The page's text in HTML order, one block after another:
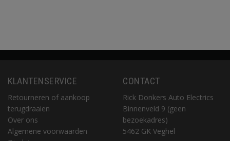
KLANTENSERVICE
Retourneren of aankoop
terugdraaien
Over ons
Algemene voorwaarden
CONTACT
Rick Donkers Auto Electrics
Binnenveld 9 (geen
bezoekadres)
5462 GK Veghel